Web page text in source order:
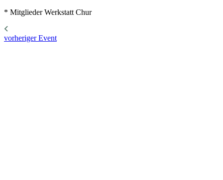
* Mitglieder Werkstatt Chur
vorheriger Event